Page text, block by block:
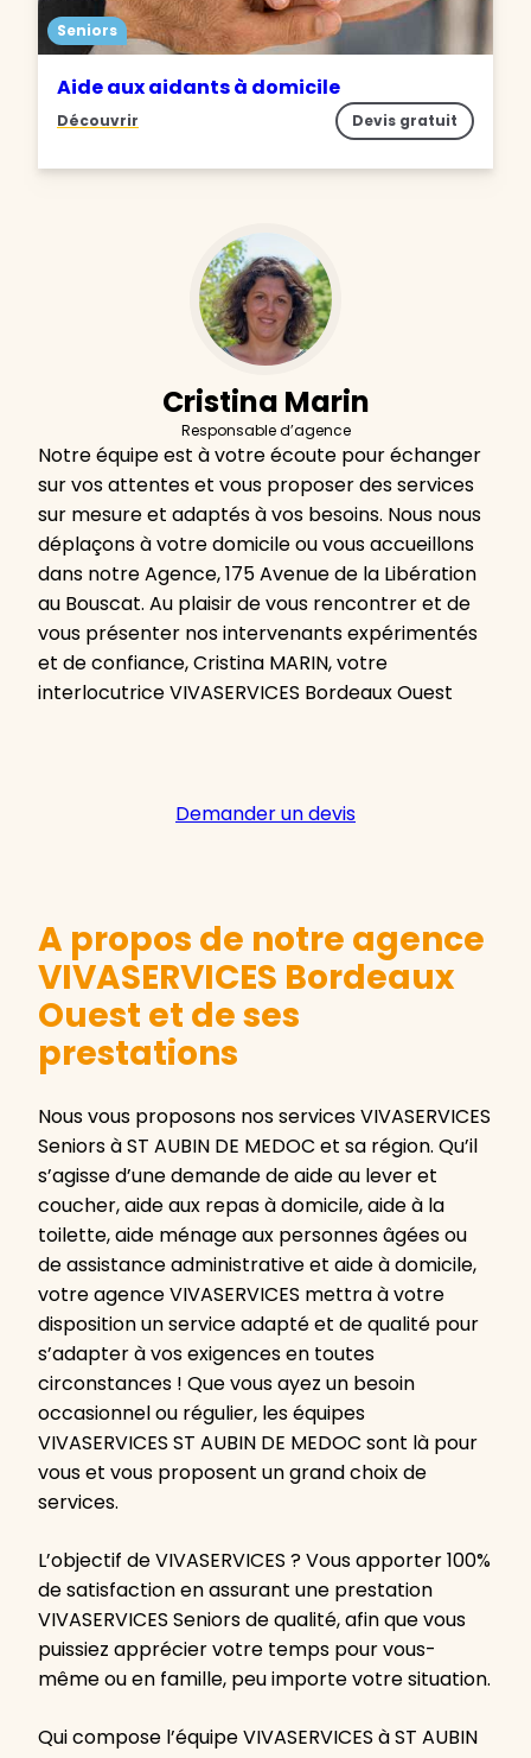
Seniors
Aide aux aidants à domicile
Découvrir Devis gratuit
Cristina Marin
Responsable d’agence
Notre équipe est à votre écoute pour échanger
sur vos attentes et vous proposer des services
sur mesure et adaptés à vos besoins. Nous nous
déplaçons à votre domicile ou vous accueillons
dans notre Agence, 175 Avenue de la Libération
au Bouscat. Au plaisir de vous rencontrer et de
vous présenter nos intervenants expérimentés
et de confiance, Cristina MARIN, votre
interlocutrice VIVASERVICES Bordeaux Ouest
Demander un devis
A propos de notre agence
VIVASERVICES Bordeaux
Ouest et de ses
prestations
Nous vous proposons nos services VIVASERVICES
Seniors à ST AUBIN DE MEDOC et sa région. Qu’il
s’agisse d’une demande de aide au lever et
coucher, aide aux repas à domicile, aide à la
toilette, aide ménage aux personnes âgées ou
de assistance administrative et aide à domicile,
votre agence VIVASERVICES mettra à votre
disposition un service adapté et de qualité pour
s’adapter à vos exigences en toutes
circonstances ! Que vous ayez un besoin
occasionnel ou régulier, les équipes
VIVASERVICES ST AUBIN DE MEDOC sont là pour
vous et vous proposent un grand choix de
services.
L’objectif de VIVASERVICES ? Vous apporter 100%
de satisfaction en assurant une prestation
VIVASERVICES Seniors de qualité, afin que vous
puissiez apprécier votre temps pour vous-
même ou en famille, peu importe votre situation.
Qui compose l’équipe VIVASERVICES à ST AUBIN